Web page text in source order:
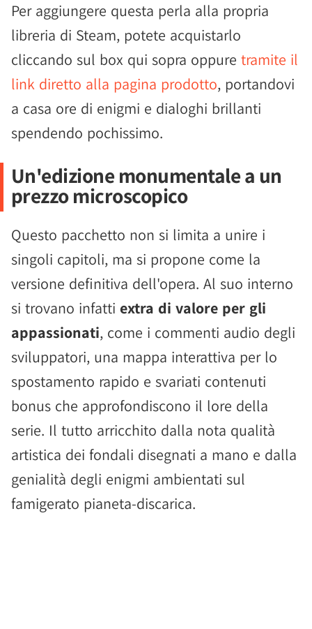
Per aggiungere questa perla alla propria
libreria di Steam, potete acquistarlo
cliccando sul box qui sopra oppure tramite il
link diretto alla pagina prodotto, portandovi
a casa ore di enigmi e dialoghi brillanti
spendendo pochissimo.
Un'edizione monumentale a un
prezzo microscopico
Questo pacchetto non si limita a unire i
singoli capitoli, ma si propone come la
versione definitiva dell'opera. Al suo interno
si trovano infatti extra di valore per gli
appassionati, come i commenti audio degli
sviluppatori, una mappa interattiva per lo
spostamento rapido e svariati contenuti
bonus che approfondiscono il lore della
serie. Il tutto arricchito dalla nota qualità
artistica dei fondali disegnati a mano e dalla
genialità degli enigmi ambientati sul
famigerato pianeta-discarica.